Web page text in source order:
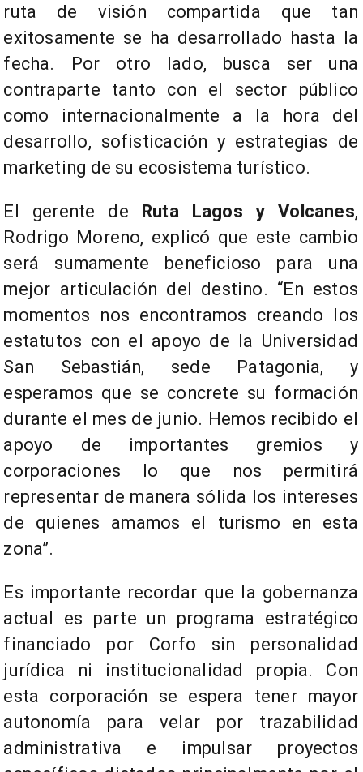
ruta de visión compartida que tan
exitosamente se ha desarrollado hasta la
fecha. Por otro lado, busca ser una
contraparte tanto con el sector público
como internacionalmente a la hora del
desarrollo, sofisticación y estrategias de
marketing de su ecosistema turístico.
El gerente de Ruta Lagos y Volcanes,
Rodrigo Moreno, explicó que este cambio
será sumamente beneficioso para una
mejor articulación del destino. “En estos
momentos nos encontramos creando los
estatutos con el apoyo de la Universidad
San Sebastián, sede Patagonia, y
esperamos que se concrete su formación
durante el mes de junio. Hemos recibido el
apoyo de importantes gremios y
corporaciones lo que nos permitirá
representar de manera sólida los intereses
de quienes amamos el turismo en esta
zona”.
Es importante recordar que la gobernanza
actual es parte un programa estratégico
financiado por Corfo sin personalidad
jurídica ni institucionalidad propia. Con
esta corporación se espera tener mayor
autonomía para velar por trazabilidad
administrativa e impulsar proyectos